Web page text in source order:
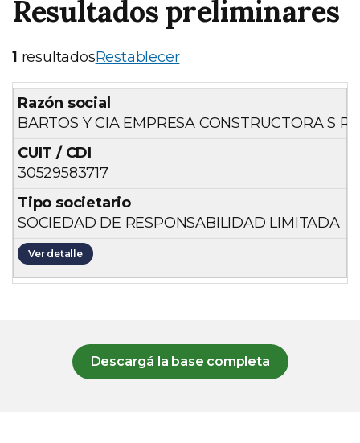
Resultados preliminares
1 resultadosRestablecer
BARTOS Y CIA EMPRESA CONSTRUCTORA S R
30529583717
SOCIEDAD DE RESPONSABILIDAD LIMITADA
Ver detalle
Descargá la base completa